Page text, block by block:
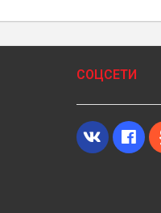
СОЦСЕТИ